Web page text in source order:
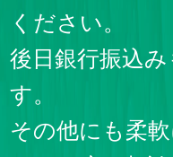
ください。
後日銀行振込
す。
その他にも柔